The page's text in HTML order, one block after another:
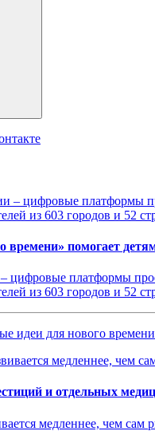
помогает
платформы
из 603 городов и 52
идеи для нового
и отдельных
медленнее, чем сам